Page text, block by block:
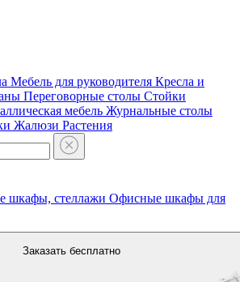
Мебель для руководителя Кресла и
Переговорные столы Стойки
мебель Журнальные столы
Жалюзи Растения
Заказать бесплатно
шкафы, стеллажи Офисные шкафы для